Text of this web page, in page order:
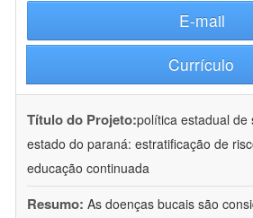
E-mail
Currículo
Título do Projeto:política estadual de
estado do paraná: estratificação de
educação continuada
Resumo: As doenças bucais são